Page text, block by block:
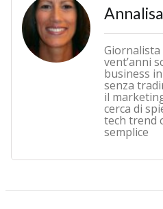
vent’anni
business
senza
il
cerca di
tech trend
semplice